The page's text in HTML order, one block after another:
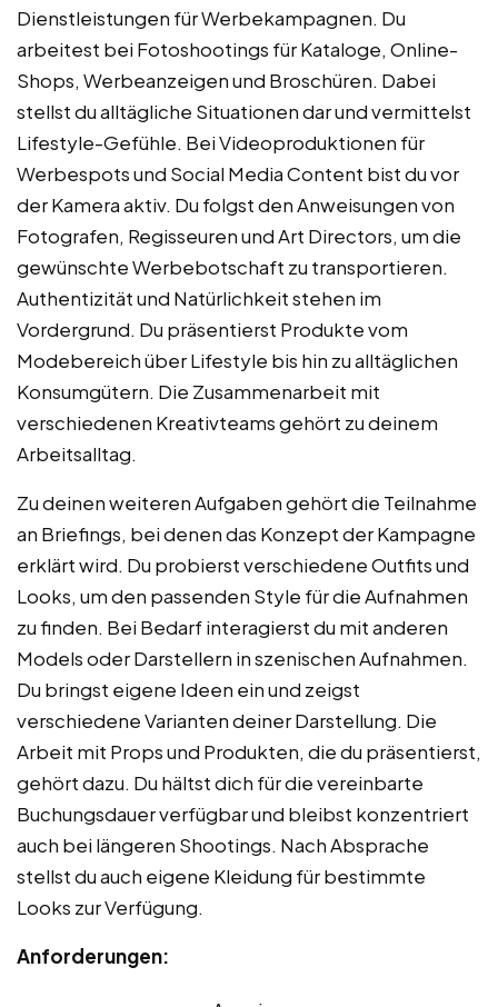
Dienstleistungen für Werbekampagnen. Du
arbeitest bei Fotoshootings für Kataloge, Online-
Shops, Werbeanzeigen und Broschüren. Dabei
stellst du alltägliche Situationen dar und vermittelst
Lifestyle-Gefühle. Bei Videoproduktionen für
Werbespots und Social Media Content bist du vor
der Kamera aktiv. Du folgst den Anweisungen von
Fotografen, Regisseuren und Art Directors, um die
gewünschte Werbebotschaft zu transportieren.
Authentizität und Natürlichkeit stehen im
Vordergrund. Du präsentierst Produkte vom
Modebereich über Lifestyle bis hin zu alltäglichen
Konsumgütern. Die Zusammenarbeit mit
verschiedenen Kreativteams gehört zu deinem
Arbeitsalltag.
Zu deinen weiteren Aufgaben gehört die Teilnahme
an Briefings, bei denen das Konzept der Kampagne
erklärt wird. Du probierst verschiedene Outfits und
Looks, um den passenden Style für die Aufnahmen
zu finden. Bei Bedarf interagierst du mit anderen
Models oder Darstellern in szenischen Aufnahmen.
Du bringst eigene Ideen ein und zeigst
verschiedene Varianten deiner Darstellung. Die
Arbeit mit Props und Produkten, die du präsentierst,
gehört dazu. Du hältst dich für die vereinbarte
Buchungsdauer verfügbar und bleibst konzentriert
auch bei längeren Shootings. Nach Absprache
stellst du auch eigene Kleidung für bestimmte
Looks zur Verfügung.
Anforderungen: